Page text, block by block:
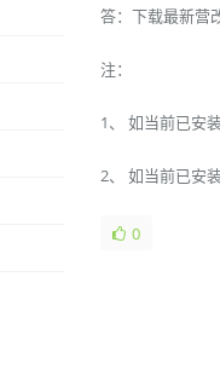
答：下载最新营
注：
1、 如当前已安
2、 如当前已安
0